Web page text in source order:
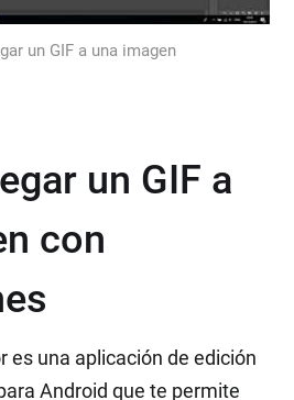
un GIF a una imagen
un GIF a
con
es una aplicación de edición
Android que te permite